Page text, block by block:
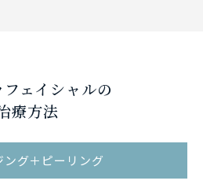
ェイシャルの
療方法
ング＋ピーリング